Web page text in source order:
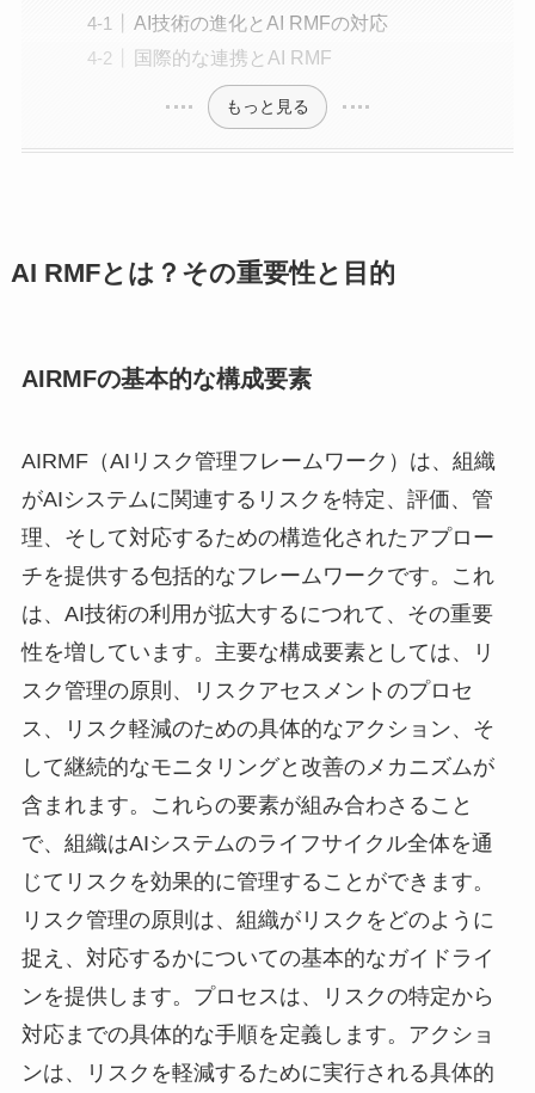
AI技術の進化とAI RMFの対応
国際的な連携とAI RMF
もっと見る
AI RMFとは？その重要性と目的
AIRMFの基本的な構成要素
AIRMF（AIリスク管理フレームワーク）は、組織
がAIシステムに関連するリスクを特定、評価、管
理、そして対応するための構造化されたアプロー
チを提供する包括的なフレームワークです。これ
は、AI技術の利用が拡大するにつれて、その重要
性を増しています。主要な構成要素としては、リ
スク管理の原則、リスクアセスメントのプロセ
ス、リスク軽減のための具体的なアクション、そ
して継続的なモニタリングと改善のメカニズムが
含まれます。これらの要素が組み合わさること
で、組織はAIシステムのライフサイクル全体を通
じてリスクを効果的に管理することができます。
リスク管理の原則は、組織がリスクをどのように
捉え、対応するかについての基本的なガイドライ
ンを提供します。プロセスは、リスクの特定から
対応までの具体的な手順を定義します。アクショ
ンは、リスクを軽減するために実行される具体的